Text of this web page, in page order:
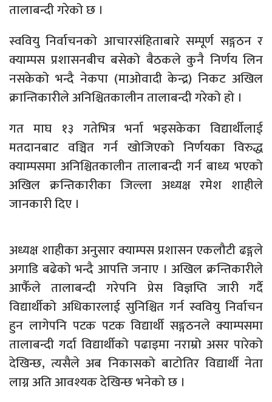
तालाबन्दी गरेको छ ।
स्ववियु निर्वाचनको आचारसंहिताबारे सम्पूर्ण सङ्गठन र
क्याम्पस प्रशासनबीच बसेको बैठकले कुनै निर्णय लिन
नसकेको भन्दै नेकपा (माओवादी केन्द्र) निकट अखिल
क्रान्तिकारीले अनिश्चितकालीन तालाबन्दी गरेको हो ।
गत माघ १३ गतेभित्र भर्ना भइसकेका विद्यार्थीलाई
मतदानबाट वञ्चित गर्न खोजिएको निर्णयका विरुद्ध
क्याम्पसमा अनिश्चितकालीन तालाबन्दी गर्न बाध्य भएको
अखिल क्रन्तिकारीका जिल्ला अध्यक्ष रमेश शाहीले
जानकारी दिए ।
अध्यक्ष शाहीका अनुसार क्याम्पस प्रशासन एकलौटी ढङ्गले
अगाडि बढेको भन्दै आपत्ति जनाए । अखिल क्रन्तिकारीले
आफैँले तालाबन्दी गरेपनि प्रेस विज्ञप्ति जारी गर्दै
विद्यार्थीको अधिकारलाई सुनिश्चित गर्न स्ववियु निर्वाचन
हुन लागेपनि पटक पटक विद्यार्थी सङ्गठनले क्याम्पसमा
तालाबन्दी गर्दा विद्यार्थीको पढाइमा नराम्रो असर पारेको
देखिन्छ, त्यसैले अब निकासको बाटोतिर विद्यार्थी नेता
लाग्न अति आवश्यक देखिन्छ भनेको छ ।